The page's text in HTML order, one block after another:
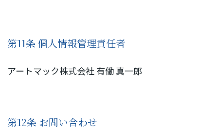
第11条 個人情報管理責任者
アートマック株式会社 有働 真一郎
第12条 お問い合わせ